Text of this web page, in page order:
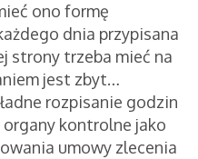
ono formę
dnia przypisana
strony trzeba mieć na
jest zbyt…
rozpisanie godzin
organy kontrolne jako
umowy zlecenia